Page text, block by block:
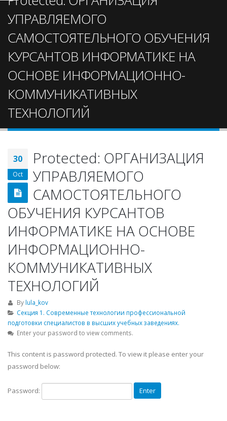
УПРАВЛЯЕМОГО
САМОСТОЯТЕЛЬНОГО ОБУЧЕНИЯ
КУРСАНТОВ ИНФОРМАТИКЕ НА
ОСНОВЕ ИНФОРМАЦИОННО-
КОММУНИКАТИВНЫХ
ТЕХНОЛОГИЙ
30
Oct
Protected: ОРГАНИЗАЦИЯ
УПРАВЛЯЕМОГО
САМОСТОЯТЕЛЬНОГО
ОБУЧЕНИЯ КУРСАНТОВ
ИНФОРМАТИКЕ НА ОСНОВЕ
ИНФОРМАЦИОННО-
КОММУНИКАТИВНЫХ
ТЕХНОЛОГИЙ
By lula_kov
Секция 1. Современные технологии профессиональной
подготовки специалистов в высших учебных заведениях.
Enter your password to view comments.
This content is password protected. To view it please enter your
password below:
Password: